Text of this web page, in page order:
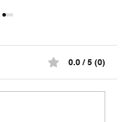
el comando de la
explosión estuvo
0.0 / 5 (0)